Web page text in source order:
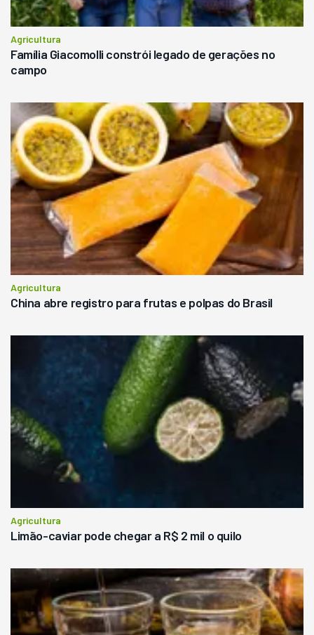
Agricultura
Família Giacomolli constrói legado de gerações no
campo
Agricultura
China abre registro para frutas e polpas do Brasil
Agricultura
Limão-caviar pode chegar a R$ 2 mil o quilo